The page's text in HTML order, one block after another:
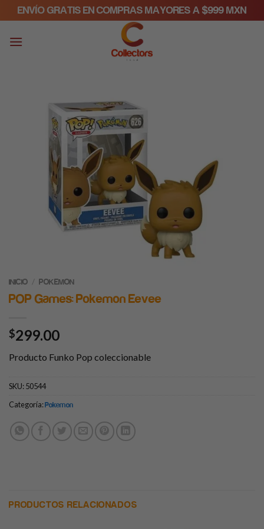
to
content
ENVÍO GRATIS EN COMPRAS MAYORES A $999 MXN
INICIO / POKEMON
POP Games: Pokemon Eevee
$299.00
Producto Funko Pop coleccionable
SKU:50544
Categoría: Pokemon
PRODUCTOS RELACIONADOS